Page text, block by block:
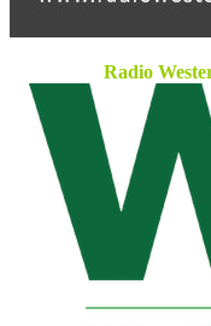
Radio